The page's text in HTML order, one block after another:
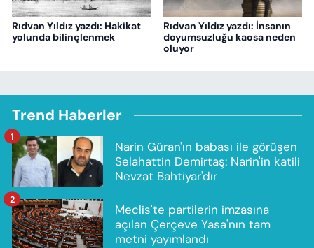
Rıdvan Yıldız yazdı: Hakikat
yolunda bilinçlenmek
Rıdvan Yıldız yazdı: İnsanın
doyumsuzluğu kaosa neden
oluyor
Trend Haberler
Narin Güran'ın babası ile görüşen
Selahattin Demirtaş: Narin'in katili
Nevzat Bahtiyar'dır
1
Meclis'te partilerin imzasına
açılan Çerçeve Yasa'nın tam
metni yayımlandı
2